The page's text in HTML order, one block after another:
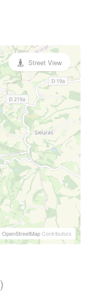
OpenStreetMapContributors
Street View